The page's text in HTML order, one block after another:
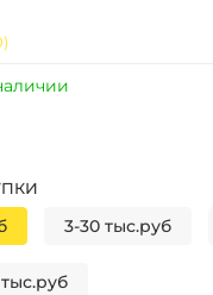
3-30 тыс.руб